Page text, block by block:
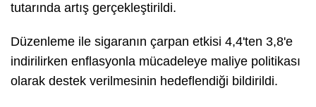
tutarında artış gerçekleştirildi.
Düzenleme ile sigaranın çarpan etkisi 4,4'ten 3,8'e
indirilirken enflasyonla mücadeleye maliye politikası
olarak destek verilmesinin hedeflendiği bildirildi.